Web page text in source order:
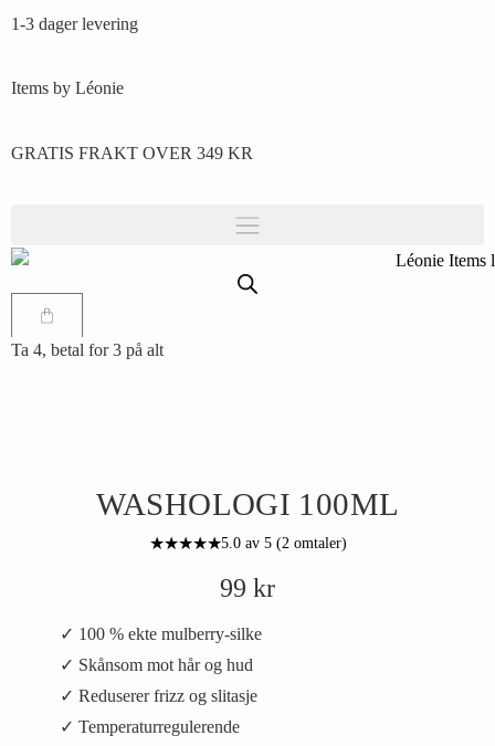
1-3 dager levering
Items by Léonie
GRATIS FRAKT OVER 349 KR
Ta 4, betal for 3 på alt
WASHOLOGI 100ML
★★★★★5.0 av 5 (2 omtaler)
99 kr
✓ 100 % ekte mulberry-silke
✓ Skånsom mot hår og hud
✓ Reduserer frizz og slitasje
✓ Temperaturregulerende